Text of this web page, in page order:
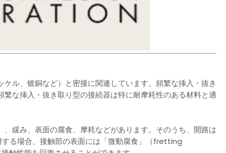
ル、镀銅など）と密接に関連しています。頻繁な挿入・抜き
な挿入・抜き取り型の接続器は特に耐摩耗性のある材料と適
緩み、表面の腐食、摩耗などがあります。そのうち、開路は
る場合、接触部の表面には「微動腐食」（fretting